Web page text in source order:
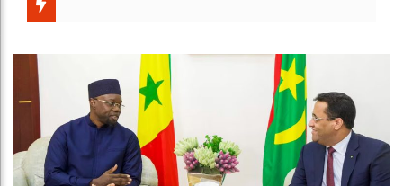
Bénin :
Aliko